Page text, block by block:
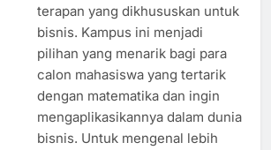
terapan yang dikhususkan untuk
bisnis. Kampus ini menjadi
pilihan yang menarik bagi para
calon mahasiswa yang tertarik
dengan matematika dan ingin
mengaplikasikannya dalam dunia
bisnis. Untuk mengenal lebih